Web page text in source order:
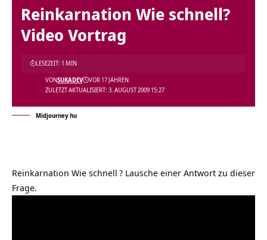
Reinkarnation Wie schnell?
Video Vortrag
ZULETZT AKTUALISIERT: 3. AUGUST 2009 15:27
VONSUKADEV VOR 17 JAHREN
LESEZEIT: 1 MIN
Midjourney hu
Reinkarnation Wie schnell ? Lausche einer Antwort zu dieser
Frage.